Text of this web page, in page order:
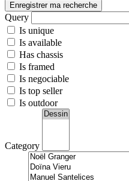
Enregistrer ma recherche
Query
Is unique
Is available
Has chassis
Is framed
Is negociable
Is top seller
Is outdoor
Category